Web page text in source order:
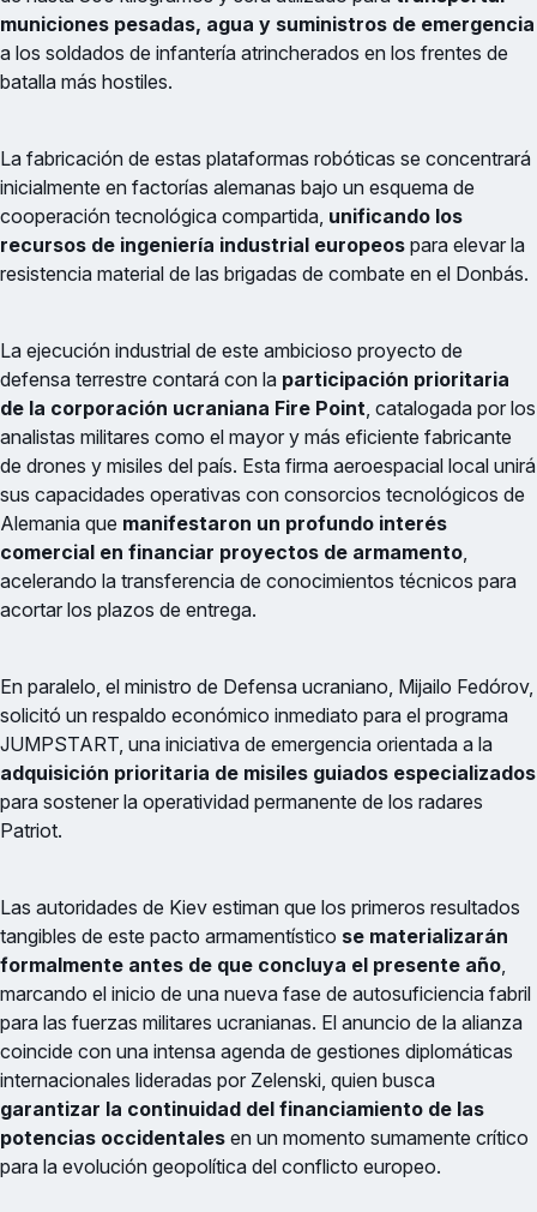
municiones pesadas, agua y suministros de emergencia
a los soldados de infantería atrincherados en los frentes de
batalla más hostiles.
La fabricación de estas plataformas robóticas se concentrará
inicialmente en factorías alemanas bajo un esquema de
cooperación tecnológica compartida, unificando los
recursos de ingeniería industrial europeos para elevar la
resistencia material de las brigadas de combate en el Donbás.
La ejecución industrial de este ambicioso proyecto de
defensa terrestre contará con la participación prioritaria
de la corporación ucraniana Fire Point , catalogada por los
analistas militares como el mayor y más eficiente fabricante
de drones y misiles del país. Esta firma aeroespacial local unirá
sus capacidades operativas con consorcios tecnológicos de
Alemania que manifestaron un profundo interés
comercial en financiar proyectos de armamento
acelerando la transferencia de conocimientos técnicos para
acortar los plazos de entrega.
En paralelo, el ministro de Defensa ucraniano, Mijailo Fedórov,
solicitó un respaldo económico inmediato para el programa
JUMPSTART, una iniciativa de emergencia orientada a la
adquisición prioritaria de misiles guiados especializados
para sostener la operatividad permanente de los radares
Patriot.
Las autoridades de Kiev estiman que los primeros resultados
tangibles de este pacto armamentístico se materializarán
formalmente antes de que concluya el presente año
marcando el inicio de una nueva fase de autosuficiencia fabril
para las fuerzas militares ucranianas. El anuncio de la alianza
coincide con una intensa agenda de gestiones diplomáticas
internacionales lideradas por Zelenski, quien busca
garantizar la continuidad del financiamiento de las
potencias occidentales en un momento sumamente crítico
para la evolución geopolítica del conflicto europeo.